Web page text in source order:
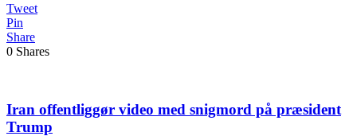
Tweet
Pin
Share
0 Shares
Iran offentliggør video med snigmord på præsident
Trump